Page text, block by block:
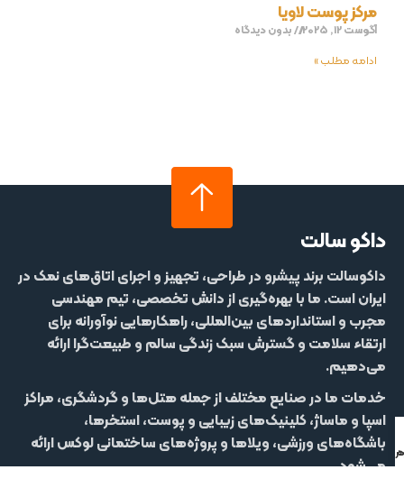
مرکز پوست لاویا
آگوست 12, 2025
بدون دیدگاه
ادامه مطلب »
داکو سالت
داکوسالت برند پیشرو در طراحی، تجهیز و اجرای اتاق‌های نمک در
ایران است. ما با بهره‌گیری از دانش تخصصی، تیم مهندسی
مجرب و استانداردهای بین‌المللی، راهکارهایی نوآورانه برای
ارتقاء سلامت و گسترش سبک زندگی سالم و طبیعت‌گرا ارائه
می‌دهیم.
خدمات ما در صنایع مختلف از جملههتل‌‌ها و گردشگری، مراکز
اسپا و ماساژ، کلینیک‌های زیبایی و پوست، استخرها،
باشگاه‌های ورزشی، ویلاها و پروژه‌های ساختمانی لوکسارائه
می‌شود.
واتساپ
تلفنی